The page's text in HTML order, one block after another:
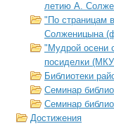
летию А.
"По страницам
Солженицына
"Мудрой осени
посиделки
Библиотеки
Семинар
Семинар
Достижения